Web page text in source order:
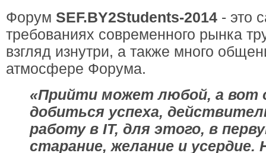
Форум SEF.BY2Students-2014 - это
требованиях современного рынка
взгляд изнутри, а также много
атмосфере Форума.
«Прийти может любой, а вот
добиться успеха,
работу в IT, для этого, в
старание, желание и